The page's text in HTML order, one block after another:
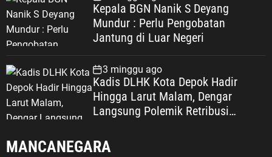
Kepala BGN Nanik S Deyang
Mundur : Perlu Pengobatan
Jantung di Luar Negeri
3 minggu ago
Kadis DLHK Kota Depok Hadir
Hingga Larut Malam, Dengar
Langsung Polemik Retribusi
MANCANEGARA